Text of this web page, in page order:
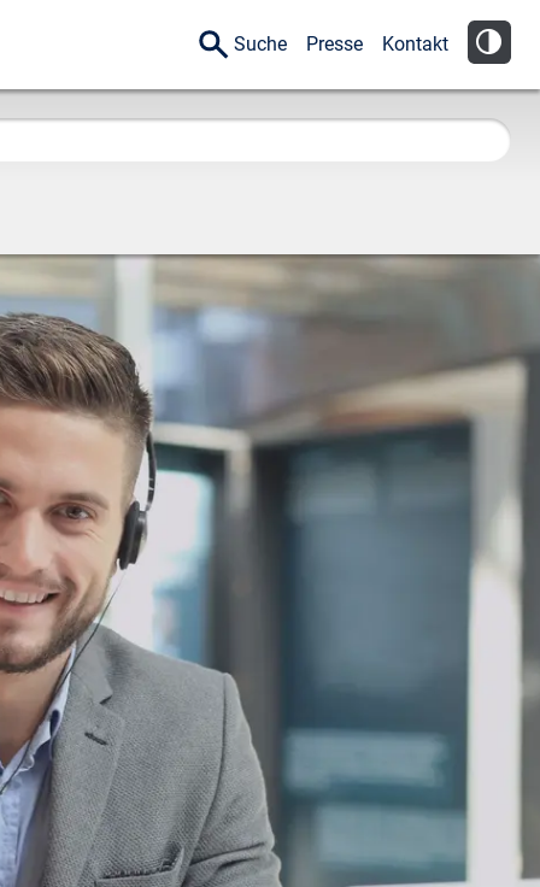
Suche Presse Kontakt